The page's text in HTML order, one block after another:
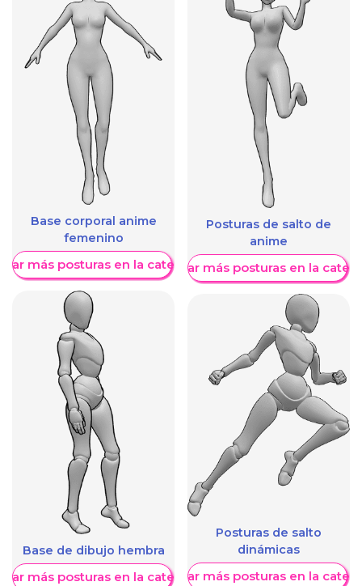
Base corporal anime
femenino
más posturas en la categoría
Base de dibujo hembra
más posturas en la categoría
Posturas de salto de
anime
Mostrar más posturas en la
Posturas de salto
dinámicas
Mostrar más posturas en la